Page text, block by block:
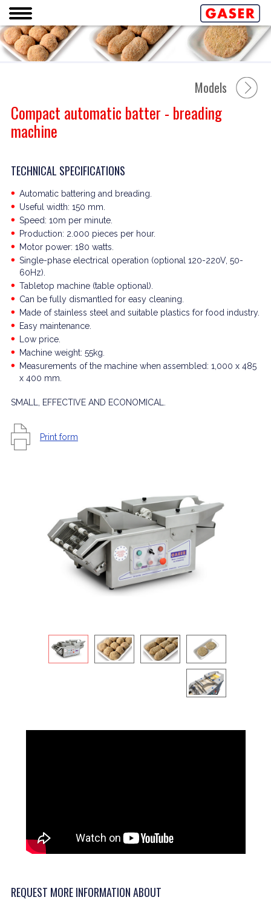
Compact automatic batter - breading
machine
Models
TECHNICAL SPECIFICATIONS
Automatic battering and breading.
Useful width: 150 mm.
Speed: 10m per minute.
Production: 2.000 pieces per hour.
Motor power: 180 watts.
Single-phase electrical operation (optional 120-220V, 50-
60Hz).
Tabletop machine (table optional).
Can be fully dismantled for easy cleaning.
Made of stainless steel and suitable plastics for food industry.
Easy maintenance.
Low price.
Machine weight: 55kg.
Measurements of the machine when assembled: 1,000 x 485
x 400 mm.
SMALL, EFFECTIVE AND ECONOMICAL.
Print form
REQUEST MORE INFORMATION ABOUT